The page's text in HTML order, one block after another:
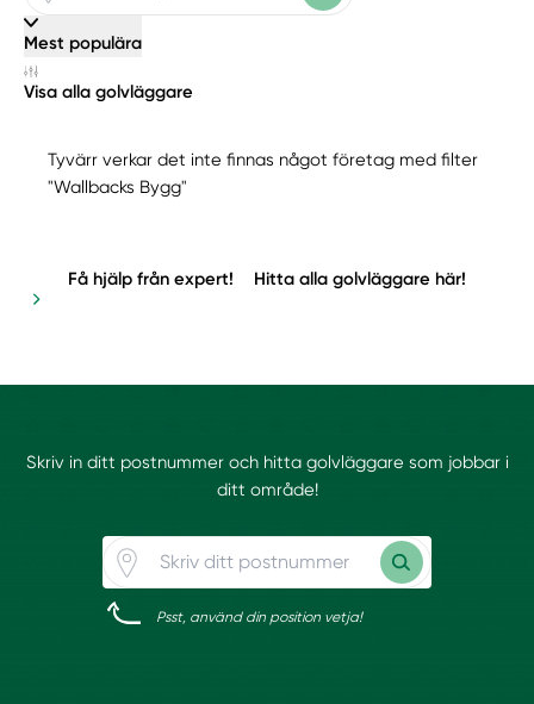
Mest populära
Visa alla golvläggare
Tyvärr verkar det inte finnas något företag med filter
"Wallbacks Bygg"
Få hjälp från expert! Hitta alla golvläggare här!
Skriv in ditt postnummer och hitta golvläggare som jobbar i
ditt område!
Psst, använd din position vetja!